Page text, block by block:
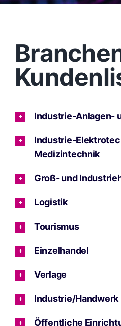
Industrie-Anlagen-
Industrie-
Medizintechnik
Groß- und
Logistik
Tourismus
Einzelhandel
Verlage
Industrie/Handwerk
Öffentliche